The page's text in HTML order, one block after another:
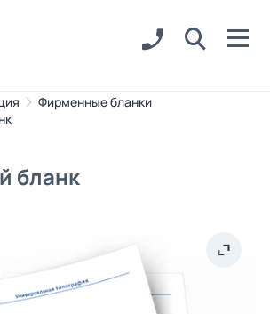
Фирменные бланки
бланк